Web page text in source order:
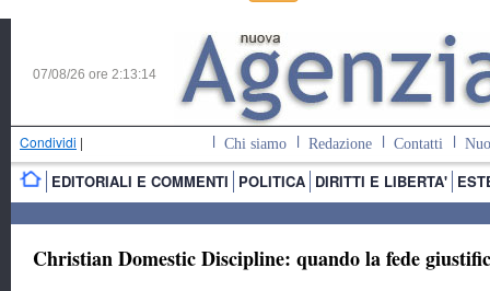
07/08/26 ore 2:13:15
Condividi | Chi siamo Redazione Contatti
EDITORIALI E COMMENTI POLITICA DIRITTI E LIBERTA'
Christian Domestic Discipline: quando la fede